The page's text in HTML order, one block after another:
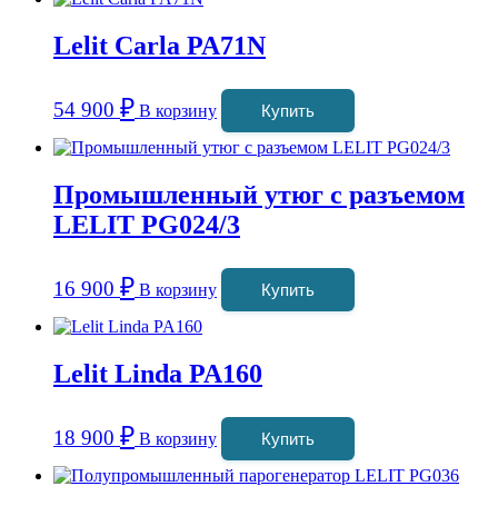
Lelit Carla PA71N
54 900 ₽ В корзину Купить
Промышленный утюг с разъемом
LELIT PG024/3
16 900 ₽ В корзину Купить
Lelit Linda PA160
18 900 ₽ В корзину Купить